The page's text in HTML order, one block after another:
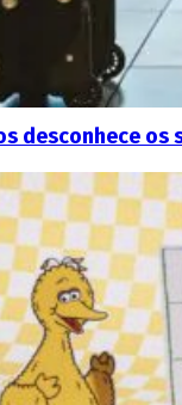
desconhece os